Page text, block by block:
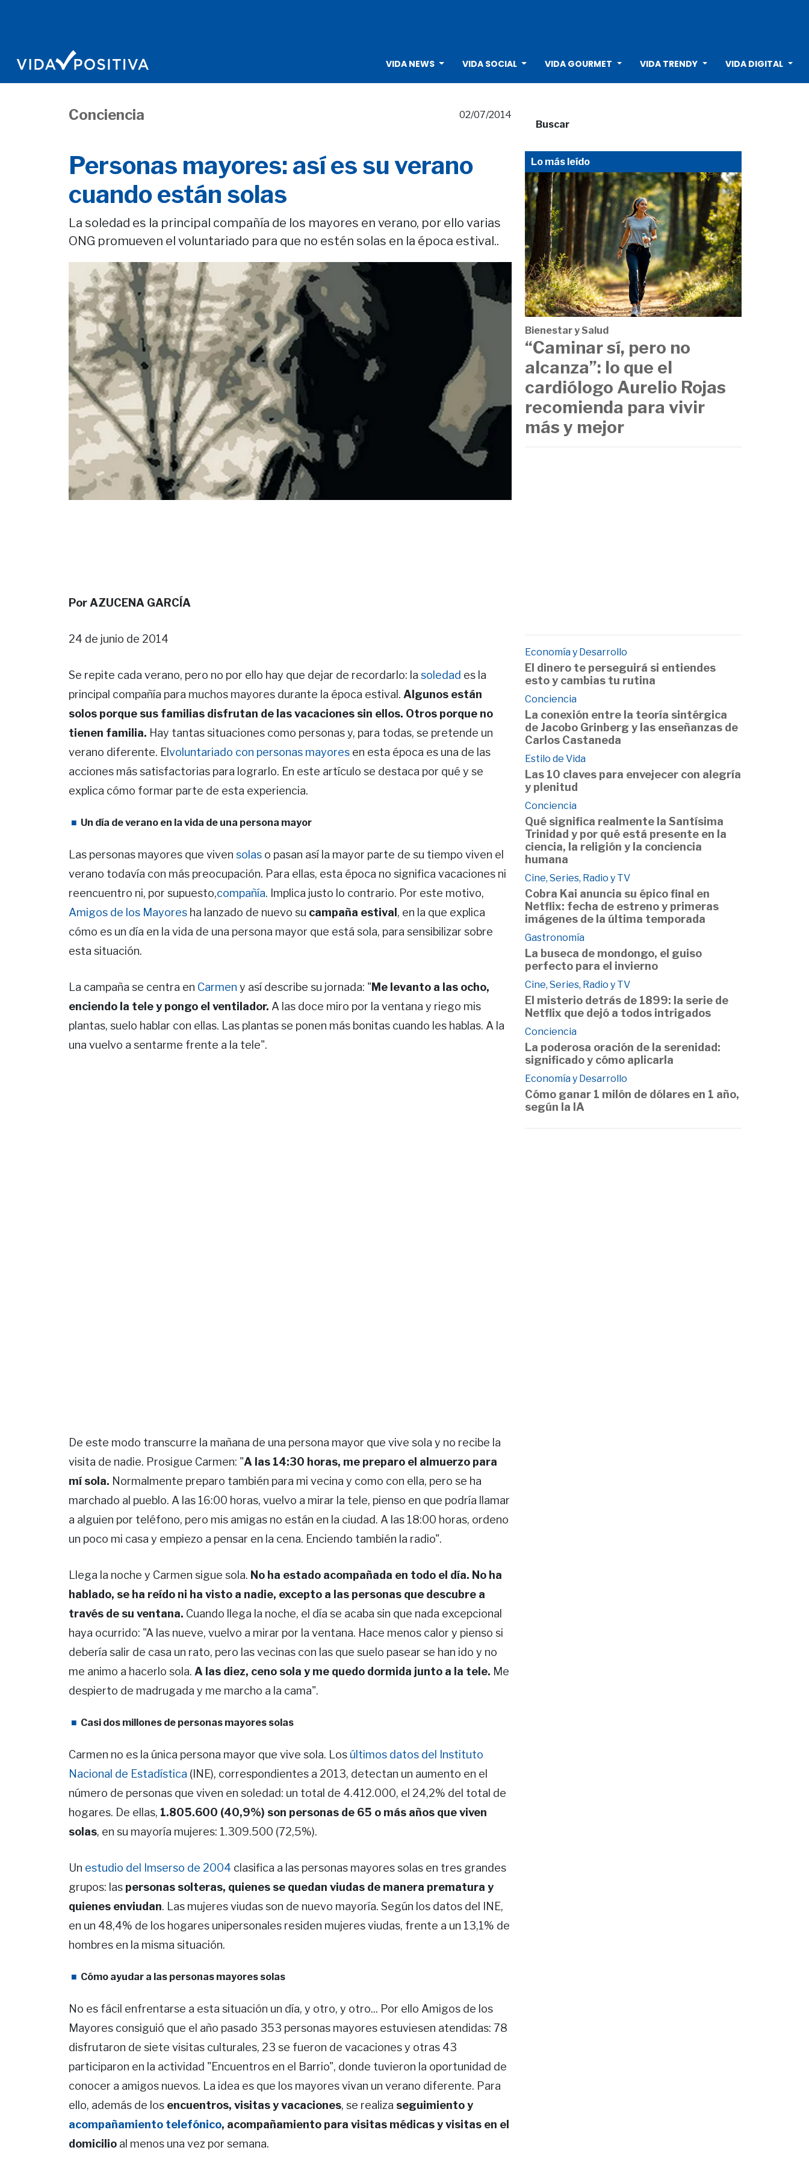
VIDA NEWS VIDA SOCIAL VIDA GOURMET VIDA TRENDY VIDA DIGITAL
Conciencia 02/07/2014
Personas mayores: así es su verano
cuando están solas
La soledad es la principal compañía de los mayores en verano, por ello varias
ONG promueven el voluntariado para que no estén solas en la época estival..
Por AZUCENA GARCÍA
24 de junio de 2014
Se repite cada verano, pero no por ello hay que dejar de recordarlo: la soledad es la
principal compañía para muchos mayores durante la época estival. Algunos están
solos porque sus familias disfrutan de las vacaciones sin ellos. Otros porque no
tienen familia. Hay tantas situaciones como personas y, para todas, se pretende un
verano diferente. Elvoluntariado con personas mayores en esta época es una de las
acciones más satisfactorias para lograrlo. En este artículo se destaca por qué y se
explica cómo formar parte de esta experiencia.
Un día de verano en la vida de una persona mayor
Las personas mayores que viven solas o pasan así la mayor parte de su tiempo viven el
verano todavía con más preocupación. Para ellas, esta época no significa vacaciones ni
reencuentro ni, por supuesto,compañía. Implica justo lo contrario. Por este motivo,
Amigos de los Mayores ha lanzado de nuevo su campaña estival , en la que explica
cómo es un día en la vida de una persona mayor que está sola, para sensibilizar sobre
esta situación.
La campaña se centra en Carmen y así describe su jornada: "Me levanto a las ocho,
enciendo la tele y pongo el ventilador. A las doce miro por la ventana y riego mis
plantas, suelo hablar con ellas. Las plantas se ponen más bonitas cuando les hablas. A la
una vuelvo a sentarme frente a la tele".
De este modo transcurre la mañana de una persona mayor que vive sola y no recibe la
visita de nadie. Prosigue Carmen: "A las 14:30 horas, me preparo el almuerzo para
mí sola. Normalmente preparo también para mi vecina y como con ella, pero se ha
marchado al pueblo. A las 16:00 horas, vuelvo a mirar la tele, pienso en que podría llamar
a alguien por teléfono, pero mis amigas no están en la ciudad. A las 18:00 horas, ordeno
un poco mi casa y empiezo a pensar en la cena. Enciendo también la radio".
Llega la noche y Carmen sigue sola. No ha estado acompañada en todo el día. No ha
hablado, se ha reído ni ha visto a nadie, excepto a las personas que descubre a
través de su ventana. Cuando llega la noche, el día se acaba sin que nada excepcional
haya ocurrido: "A las nueve, vuelvo a mirar por la ventana. Hace menos calor y pienso si
debería salir de casa un rato, pero las vecinas con las que suelo pasear se han ido y no
me animo a hacerlo sola. A las diez, ceno sola y me quedo dormida junto a la tele. Me
despierto de madrugada y me marcho a la cama".
Casi dos millones de personas mayores solas
Carmen no es la única persona mayor que vive sola. Los últimos datos del Instituto
Nacional de Estadística (INE), correspondientes a 2013, detectan un aumento en el
número de personas que viven en soledad: un total de 4.412.000, el 24,2% del total de
hogares. De ellas, 1.805.600 (40,9%) son personas de 65 o más años que viven
solas, en su mayoría mujeres: 1.309.500 (72,5%).
Un estudio del Imserso de 2004 clasifica a las personas mayores solas en tres grandes
grupos: las personas solteras, quienes se quedan viudas de manera prematura y
quienes enviudan. Las mujeres viudas son de nuevo mayoría. Según los datos del INE,
en un 48,4% de los hogares unipersonales residen mujeres viudas, frente a un 13,1% de
hombres en la misma situación.
Cómo ayudar a las personas mayores solas
No es fácil enfrentarse a esta situación un día, y otro, y otro... Por ello Amigos de los
Mayores consiguió que el año pasado 353 personas mayores estuviesen atendidas: 78
disfrutaron de siete visitas culturales, 23 se fueron de vacaciones y otras 43
participaron en la actividad "Encuentros en el Barrio", donde tuvieron la oportunidad de
conocer a amigos nuevos. La idea es que los mayores vivan un verano diferente. Para
ello, además de los encuentros, visitas y vacaciones, se realiza seguimiento y
acompañamiento telefónico, acompañamiento para visitas médicas y visitas en el
domicilio al menos una vez por semana.
Buscar
Lo más leído
Bienestar y Salud
“Caminar sí, pero no
alcanza”: lo que el
cardiólogo Aurelio Rojas
recomienda para vivir
más y mejor
Economía y Desarrollo
El dinero te perseguirá si entiendes
esto y cambias tu rutina
Conciencia
La conexión entre la teoría sintérgica
de Jacobo Grinberg y las enseñanzas de
Carlos Castaneda
Estilo de Vida
Las 10 claves para envejecer con alegría
y plenitud
Conciencia
Qué significa realmente la Santísima
Trinidad y por qué está presente en la
ciencia, la religión y la conciencia
humana
Cine, Series, Radio y TV
Cobra Kai anuncia su épico final en
Netflix: fecha de estreno y primeras
imágenes de la última temporada
Gastronomía
La buseca de mondongo, el guiso
perfecto para el invierno
Cine, Series, Radio y TV
El misterio detrás de 1899: la serie de
Netflix que dejó a todos intrigados
Conciencia
La poderosa oración de la serenidad:
significado y cómo aplicarla
Economía y Desarrollo
Cómo ganar 1 milón de dólares en 1 año,
según la IA